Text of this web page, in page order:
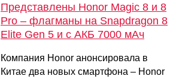
Представлены Honor Magic 8 и 8
Pro – флагманы на Snapdragon 8
Elite Gen 5 и с АКБ 7000 мАч
Компания Honor анонсировала в
Китае два новых смартфона – Honor